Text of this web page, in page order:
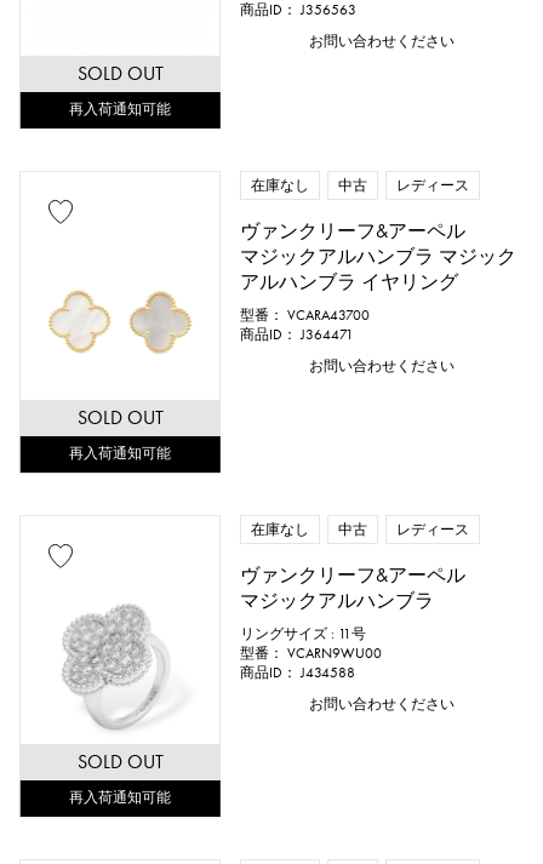
SOLD OUT
再入荷通知可能
商品ID： J356563
お問い合わせください
SOLD OUT
再入荷通知可能
在庫なし 中古 レディース
ヴァンクリーフ&アーペル
マジックアルハンブラ マジック
アルハンブラ イヤリング
型番： VCARA43700
商品ID： J364471
お問い合わせください
SOLD OUT
再入荷通知可能
在庫なし 中古 レディース
ヴァンクリーフ&アーペル
マジックアルハンブラ
リングサイズ : 11号
型番： VCARN9WU00
商品ID： J434588
お問い合わせください